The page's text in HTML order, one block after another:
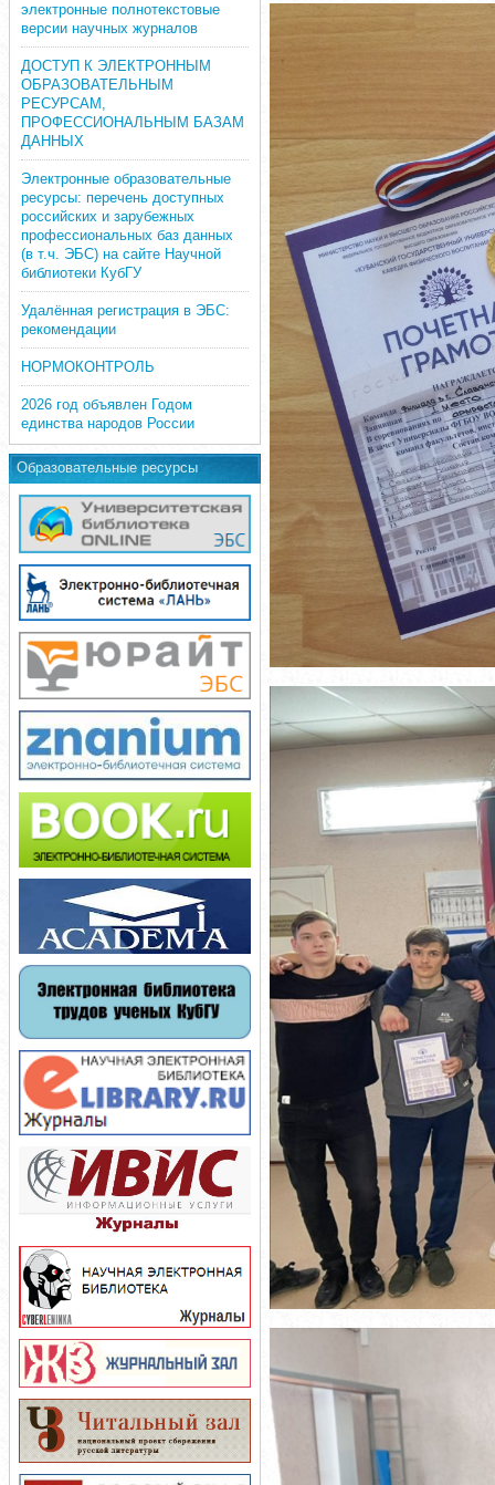
электронные полнотекстовые
версии научных журналов
ДОСТУП К ЭЛЕКТРОННЫМ
ОБРАЗОВАТЕЛЬНЫМ
РЕСУРСАМ,
ПРОФЕССИОНАЛЬНЫМ БАЗАМ
ДАННЫХ
Электронные образовательные
ресурсы: перечень доступных
российских и зарубежных
профессиональных баз данных
(в т.ч. ЭБС) на сайте Научной
библиотеки КубГУ
Удалённая регистрация в ЭБС:
рекомендации
НОРМОКОНТРОЛЬ
2026 год объявлен Годом
единства народов России
Образовательные ресурсы